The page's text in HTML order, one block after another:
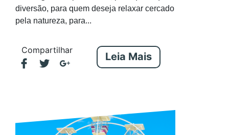
diversão, para quem deseja relaxar cercado
pela natureza, para...
Compartilhar
Leia Mais